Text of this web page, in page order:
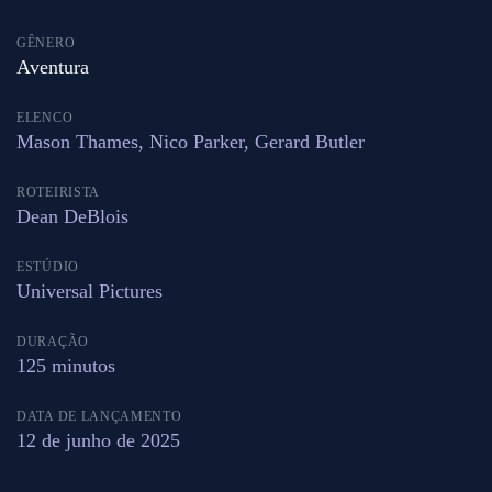
GÊNERO
Aventura
ELENCO
Mason Thames, Nico Parker, Gerard Butler
ROTEIRISTA
Dean DeBlois
ESTÚDIO
Universal Pictures
DURAÇÃO
125 minutos
DATA DE LANÇAMENTO
12 de junho de 2025